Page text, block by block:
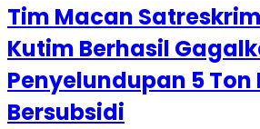
Tim Macan
Kutim Berhasil
Penyelundupan 5 Ton
Bersubsidi